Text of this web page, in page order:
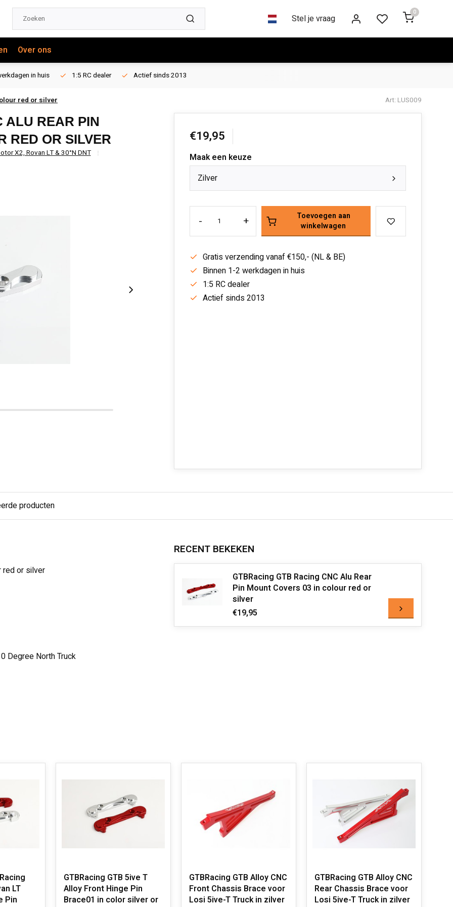
Stel je vraag
0
Over ons
in huis 1:5 RC dealer Actief sinds 2013
red or silver Art: LUS009
ALU REAR PIN
RED OR SILVER
X2, Rovan LT & 30°N DNT
€19,95
Maak een keuze
Zilver
- +
Toevoegen aan
winkelwagen
Gratis verzending vanaf €150,- (NL & BE)
Binnen 1-2 werkdagen in huis
1:5 RC dealer
Actief sinds 2013
producten
red or silver
Degree North Truck
RECENT BEKEKEN
GTBRacing GTB Racing CNC Alu Rear
Pin Mount Covers 03 in colour red or
silver
€19,95
LT
Pin
GTBRacing GTB 5ive T
Alloy Front Hinge Pin
Brace01 in color silver or
GTBRacing GTB Alloy CNC
Front Chassis Brace voor
Losi 5ive-T Truck in zilver
GTBRacing GTB Alloy CNC
Rear Chassis Brace voor
Losi 5ive-T Truck in zilver